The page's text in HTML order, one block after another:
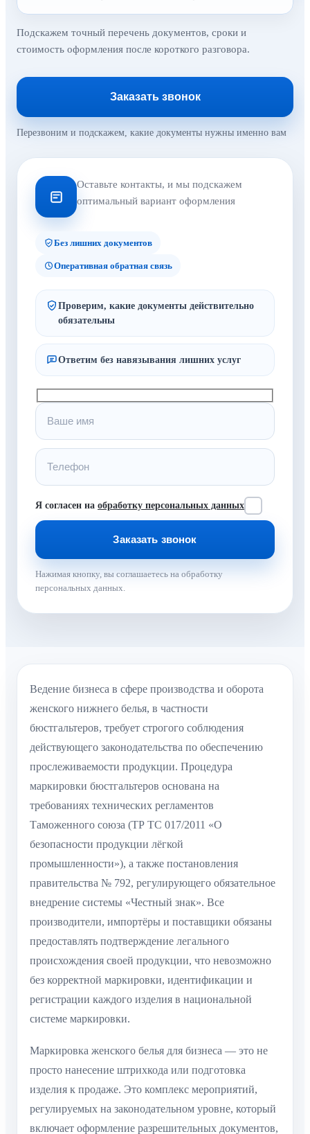
Подскажем точный перечень документов, сроки и
стоимость оформления после короткого разговора.
Заказать звонок
Перезвоним и подскажем, какие документы нужны именно вам
Оставьте контакты, и мы подскажем
оптимальный вариант оформления
Без лишних документов
Оперативная обратная связь
Проверим, какие документы действительно
обязательны
Ответим без навязывания лишних услуг
Я согласен на обработку персональных данных
Нажимая кнопку, вы соглашаетесь на обработку
персональных данных.
Ведение бизнеса в сфере производства и оборота
женского нижнего белья, в частности
бюстгальтеров, требует строгого соблюдения
действующего законодательства по обеспечению
прослеживаемости продукции. Процедура
маркировки бюстгальтеров основана на
требованиях технических регламентов
Таможенного союза (ТР ТС 017/2011 «О
безопасности продукции лёгкой
промышленности»), а также постановления
правительства № 792, регулирующего обязательное
внедрение системы «Честный знак». Все
производители, импортёры и поставщики обязаны
предоставлять подтверждение легального
происхождения своей продукции, что невозможно
без корректной маркировки, идентификации и
регистрации каждого изделия в национальной
системе маркировки.
Маркировка женского белья для бизнеса — это не
просто нанесение штрихкода или подготовка
изделия к продаже. Это комплекс мероприятий,
регулируемых на законодательном уровне, который
включает оформление разрешительных документов,